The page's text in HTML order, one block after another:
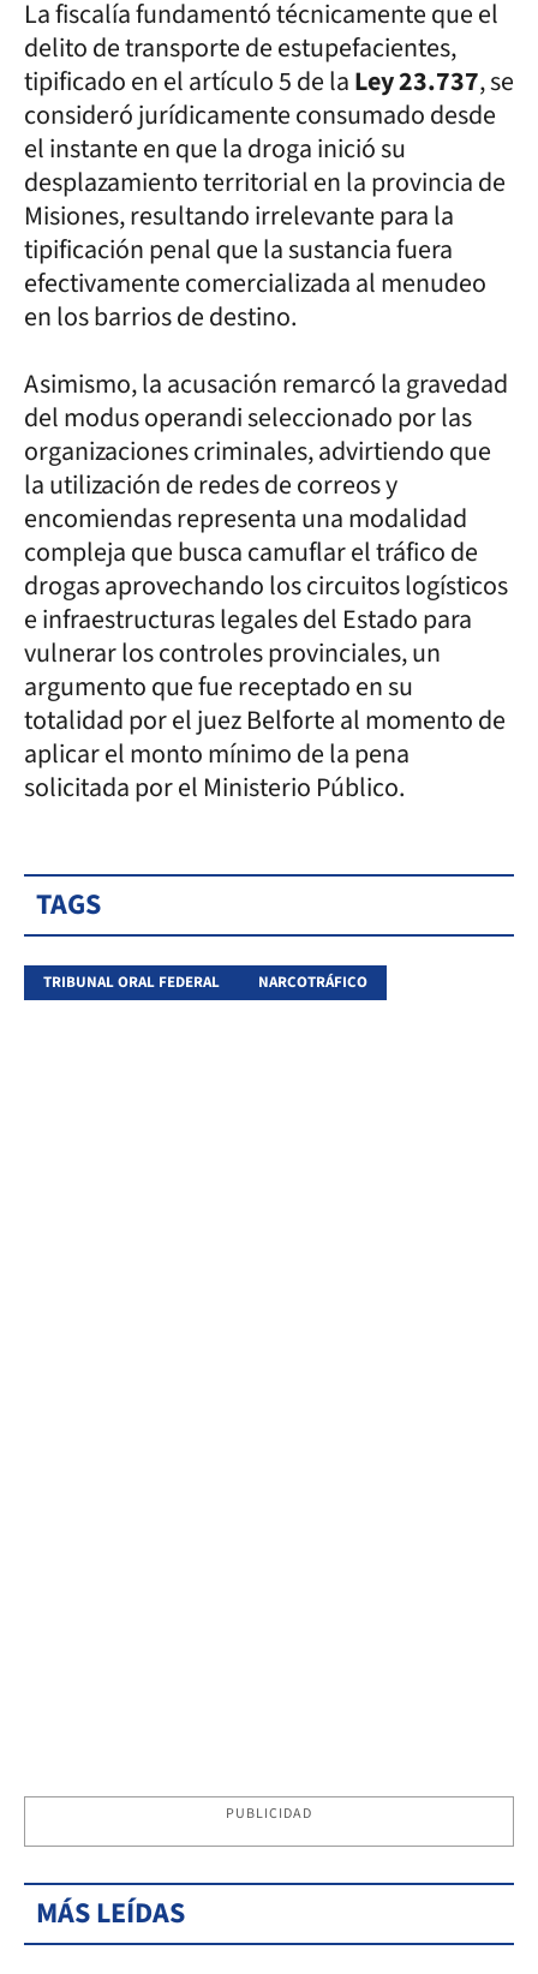
La fiscalía fundamentó técnicamente que el
delito de transporte de estupefacientes,
tipificado en el artículo 5 de laLey 23.737, se
consideró jurídicamente consumado desde
el instante en que la droga inició su
desplazamiento territorial en la provincia de
Misiones, resultando irrelevante para la
tipificación penal que la sustancia fuera
efectivamente comercializada al menudeo
en los barrios de destino.
Asimismo, la acusación remarcó la gravedad
del modus operandi seleccionado por las
organizaciones criminales, advirtiendo que
la utilización de redes de correos y
encomiendas representa una modalidad
compleja que busca camuflar el tráfico de
drogas aprovechando los circuitos logísticos
e infraestructuras legales del Estado para
vulnerar los controles provinciales, un
argumento que fue receptado en su
totalidad por el juez Belforte al momento de
aplicar el monto mínimo de la pena
solicitada por el Ministerio Público.
TAGS
TRIBUNAL ORAL FEDERAL NARCOTRÁFICO
PUBLICIDAD
MÁS LEÍDAS